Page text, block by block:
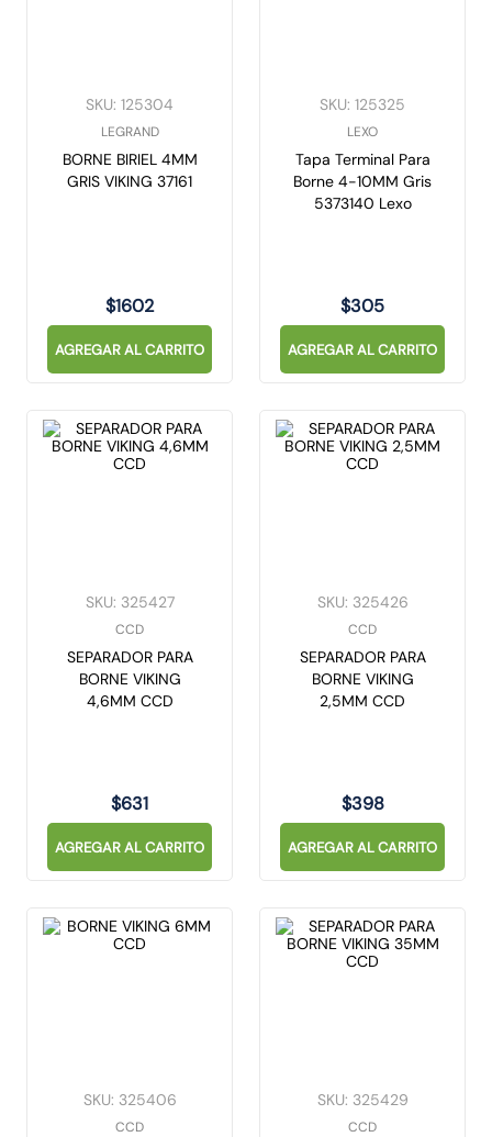
SKU: 125304
LEGRAND
BORNE BIRIEL 4MM
GRIS VIKING 37161
$1602
AGREGAR AL CARRITO
SKU: 125325
LEXO
Tapa Terminal Para
Borne 4-10MM Gris
5373140 Lexo
$305
AGREGAR AL CARRITO
SKU: 325427
CCD
SEPARADOR PARA
BORNE VIKING
4,6MM CCD
$631
AGREGAR AL CARRITO
SKU: 325426
CCD
SEPARADOR PARA
BORNE VIKING
2,5MM CCD
$398
AGREGAR AL CARRITO
SKU: 325406
CCD
SKU: 325429
CCD